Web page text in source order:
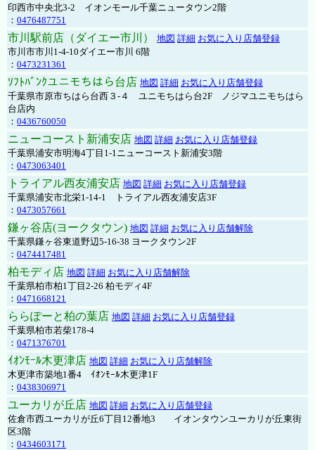
印西市中央北3-2 イオンモール千葉ニュータウン2階
： 0476487751
市川駅前店（ダイエー市川） 地図 詳細 お気に入り店舗登録
市川市市川1-4-10ダイエー市川 6階
： 0473231361
ｿﾌﾄﾊﾞﾝｸユニモちはら台店 地図 詳細 お気に入り店舗登録
千葉県市原市ちはら台西３-４ ユニモちはら台2F ノジマユニモちはら
台店内
： 0436760050
ニューコースト新浦安店 地図 詳細 お気に入り店舗登録
千葉県浦安市明海4丁目1-1ニューコースト新浦安3階
： 0473063401
トライアル西友浦安店 地図 詳細 お気に入り店舗登録
千葉県浦安市北栄1-14-1 トライアル西友浦安店3F
： 0473057661
鎌ヶ谷店(ヨークタウン) 地図 詳細 お気に入り店舗解除
千葉県鎌ヶ谷東道野辺5-16-38 ヨークタウン2F
： 0474417481
柏モディ店 地図 詳細 お気に入り店舗解除
千葉県柏市柏1丁目2-26 柏モディ4F
： 0471668121
ららぽーと柏の葉店 地図 詳細 お気に入り店舗登録
千葉県柏市若柴178-4
： 0471376701
ｲｵﾝﾓｰﾙ木更津店 地図 詳細 お気に入り店舗解除
木更津市築地1番4 ｲｵﾝﾓｰﾙ木更津1F
： 0438306971
ユーカリが丘店 地図 詳細 お気に入り店舗登録
佐倉市西ユーカリが丘6丁目12番地3 イオンタウンユーカリが丘東街
区3階
： 0434603171